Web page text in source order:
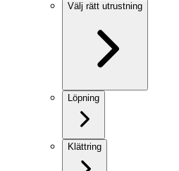
Välj rätt utrustning
Löpning
Klättring